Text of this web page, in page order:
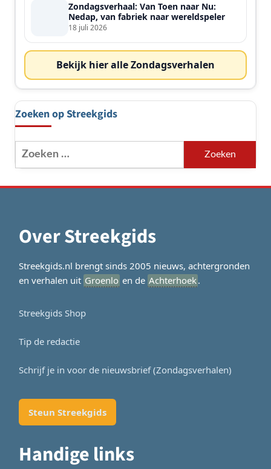
Zondagsverhaal: Van Toen naar Nu:
Nedap, van fabriek naar wereldspeler
18 juli 2026
Bekijk hier alle Zondagsverhalen
Zoeken op Streekgids
Zoeken
naar:
Over Streekgids
Streekgids.nl brengt sinds 2005 nieuws, achtergronden
en verhalen uit Groenlo en de Achterhoek.
Streekgids Shop
Tip de redactie
Schrijf je in voor de nieuwsbrief (Zondagsverhalen)
Steun Streekgids
Handige links